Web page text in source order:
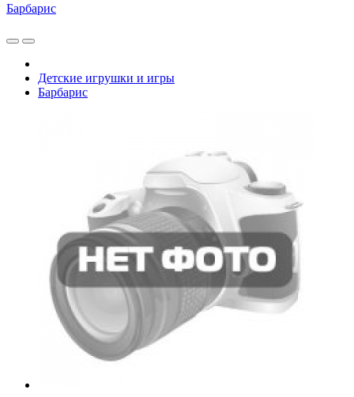
Барбарис
Детские игрушки и игры
Барбарис